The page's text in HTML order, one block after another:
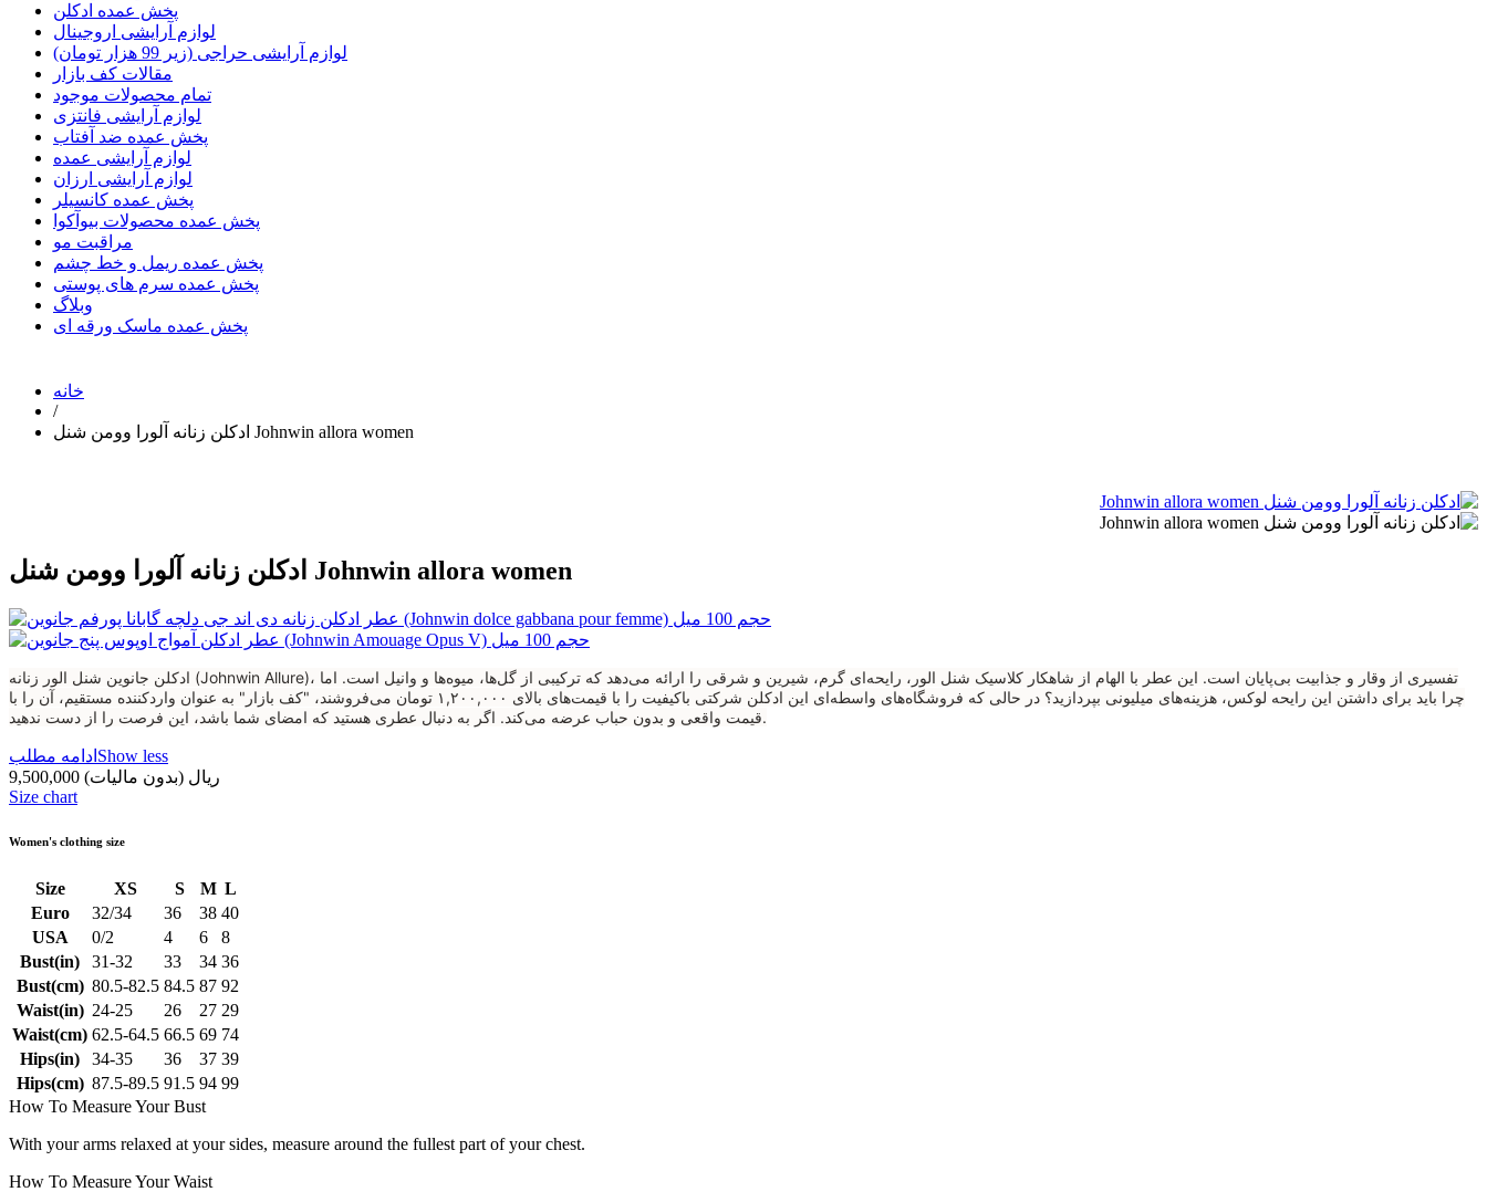
پخش عمده ادکلن
لوازم آرایشی اروجینال
لوازم آرایشی حراجی (زیر 99 هزار تومان)
مقالات کف بازار
تمام محصولات موجود
لوازم آرایشی فانتزی
پخش عمده ضد آفتاب
لوازم آرایشی عمده
لوازم آرایشی ارزان
پخش عمده کانسیلر
پخش عمده محصولات بیوآکوا
مراقبت مو
پخش عمده ریمل و خط چشم
پخش عمده سرم های پوستی
وبلاگ
پخش عمده ماسک ورقه ای
خانه
/
ادکلن زنانه آلورا وومن شنل Johnwin allora women
ادکلن زنانه آلورا وومن شنل Johnwin allora women
ادکلن جانوین شنل الور زنانه (Johnwin Allure)، تفسیری از وقار و جذابیت بی‌پایان است. این عطر با الهام از شاهکار کلاسیک شنل الور، رایحه‌ای گرم، شیرین و شرقی را ارائه می‌دهد که ترکیبی از گل‌ها، میوه‌ها و وانیل است. اما
چرا باید برای داشتن این رایحه لوکس، هزینه‌های میلیونی بپردازید؟ در حالی که فروشگاه‌های واسطه‌ای این ادکلن شرکتی باکیفیت را با قیمت‌های بالای ۱,۲۰۰,۰۰۰ تومان می‌فروشند، "کف بازار" به عنوان واردکننده مستقیم، آن را با
قیمت واقعی و بدون حباب عرضه می‌کند. اگر به دنبال عطری هستید که امضای شما باشد، این فرصت را از دست ندهید.
ادامه مطلب Show less
9,500,000 ریال (بدون مالیات)
Size chart
Women's clothing size
Size XS S M L
Euro
32/34 36 38 40
USA
0/2 4 6
8
Bust(in)
31-32 33 34 36
Bust(cm) 80.5-82.5 84.5 87 92
Waist(in) 24-25 26 27 29
Waist(cm) 62.5-64.5 66.5 69 74
Hips(in)
34-35 36 37 39
Hips(cm) 87.5-89.5 91.5 94 99
How To Measure Your Bust
With your arms relaxed at your sides, measure around the fullest part of your chest.
How To Measure Your Waist